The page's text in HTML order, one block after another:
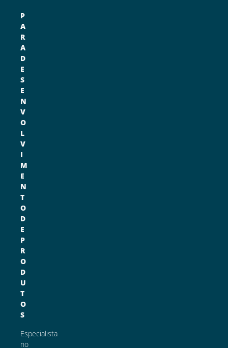
P
A
R
A
D
E
S
E
N
V
O
L
V
I
M
E
N
T
O
D
E
P
R
O
D
U
T
O
S
Especialista
no